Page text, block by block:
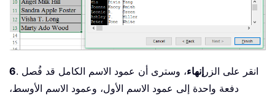
6 . انقر على الزر إنهاء، وسترى أن عمود الاسم الكامل قد فُصل
دفعة واحدة إلى عمود الاسم الأول، وعمود الاسم الأوسط،